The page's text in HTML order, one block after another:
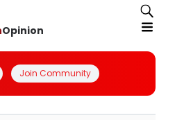
Opinion
Join Community